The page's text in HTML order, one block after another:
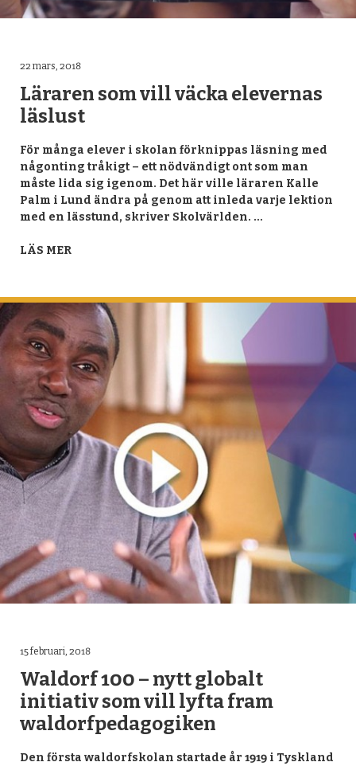
22 mars, 2018
Läraren som vill väcka elevernas
läslust
För många elever i skolan förknippas läsning med
någonting tråkigt – ett nödvändigt ont som man
måste lida sig igenom. Det här ville läraren Kalle
Palm i Lund ändra på genom att inleda varje lektion
med en lässtund, skriver Skolvärlden. …
LÄS MER
15 februari, 2018
Waldorf 100 – nytt globalt
initiativ som vill lyfta fram
waldorfpedagogiken
Den första waldorfskolan startade år 1919 i Tyskland